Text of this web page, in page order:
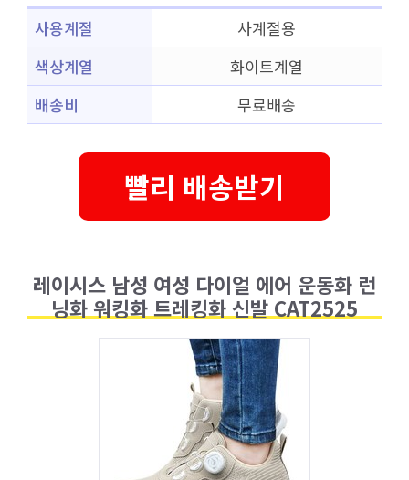
사용계절
사계절용
색상계열
화이트계열
배송비
무료배송
빨리 배송받기
레이시스 남성 여성 다이얼 에어 운동화 런
닝화 워킹화 트레킹화 신발 CAT2525